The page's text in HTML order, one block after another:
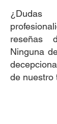
reseñas
Ninguna
de nuestro